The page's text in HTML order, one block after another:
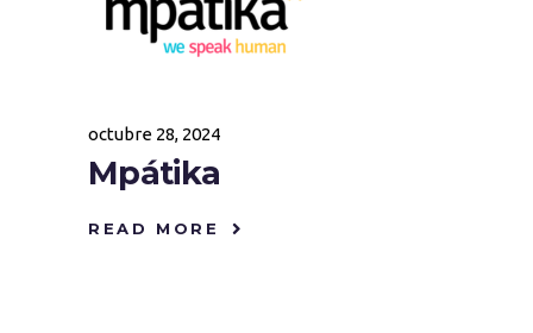
octubre 28, 2024
Mpátika
READ MORE